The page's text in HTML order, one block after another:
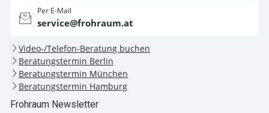
Per E-Mail
service@frohraum.at
Video-/Telefon-Beratung buchen
Beratungstermin Berlin
Beratungstermin München
Beratungstermin Hamburg
Frohraum Newsletter